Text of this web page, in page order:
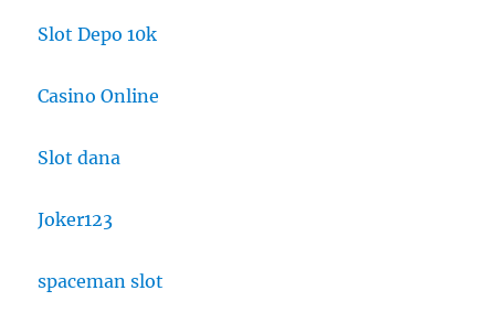
Slot Depo 10k
Casino Online
Slot dana
Joker123
spaceman slot